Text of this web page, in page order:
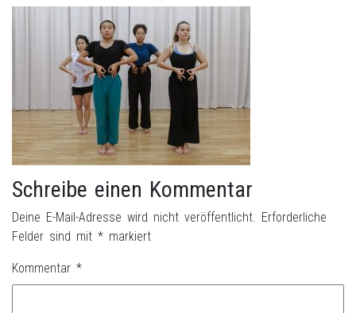
Schreibe einen Kommentar
Deine E-Mail-Adresse wird nicht veröffentlicht. Erforderliche
Felder sind mit * markiert
Kommentar *